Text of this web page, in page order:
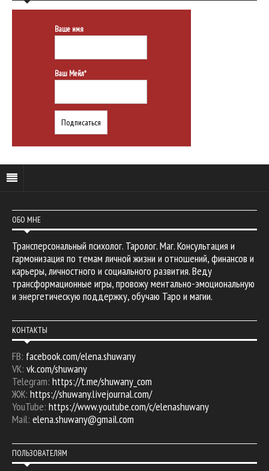
Ваше имя
Ваш Мейл*
ОБО МНЕ
Трансперсональный психолог. Таролог. Маг. Консультация и
гармонизация по темам личной жизни и отношений, финансов и
карьеры, личностного и социального развития. Веду
трансформационные игры, провожу ментально-эмоциональную
и энергетическую поддержку, обучаю Таро и магии.
КОНТАКТЫ
FB: facebook.com/elena.shuwany
VK: vk.com/shuwany
Telegram: https://t.me/shuwany_com
ЖЖ: https://shuwany.livejournal.com/
YouTube: https://www.youtube.com/c/elenashuwany
Mail: elena.shuwany@gmail.com
ПОЛЬЗОВАТЕЛЯМ